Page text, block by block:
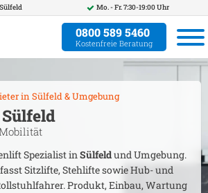
Sülfeld Mo. - Fr. 7:30-19:00 Uhr
0800 589 5460
Kostenfreie Beratung
in Sülfeld& Umgebung
Sülfeld
Spezialist inSülfeldund Umgebung.
Sitzlifte, Stehlifte sowie Hub- und
Produkt, Einbau, Wartung